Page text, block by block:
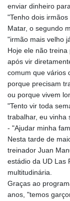
enviar dinheiro
"Tenho dois
Matar, o segundo
"irmão mais velho
Hoje ele não
após vir
comum que vários
porque precisam
ou porque vivem
"Tento vir toda
trabalhar, eu vinha
- "Ajudar minha
Nesta tarde de
treinador Juan
estádio da UD Las
multitudinária.
Graças ao
anos, "temos